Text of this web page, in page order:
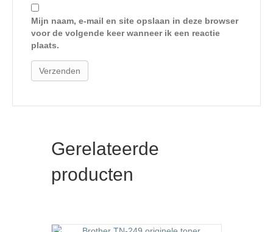
Mijn naam, e-mail en site opslaan in deze browser
voor de volgende keer wanneer ik een reactie
plaats.
Gerelateerde
producten